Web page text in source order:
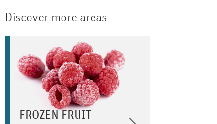
Discover more areas
FROZEN FRUIT